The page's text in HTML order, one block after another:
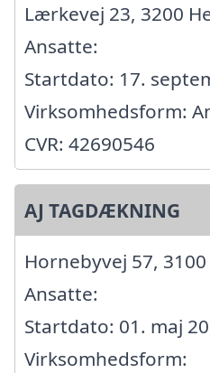
Lærkevej 23, 3200
Ansatte:
Startdato: 17.
Virksomhedsform:
CVR: 42690546
AJ TAGDÆKNING
Hornebyvej 57,
Ansatte:
Startdato: 01. maj
Virksomhedsform: